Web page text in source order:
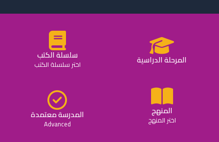
المرحلة الدراسية سلسلة الكتب
اختر سلسلة الكتب
المنهج
اختر المنهج المدرسة معتمدة
Advanced